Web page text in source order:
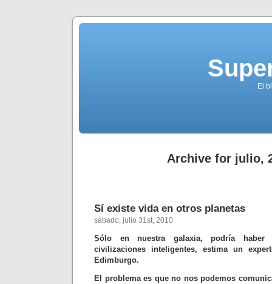
El
Archive for julio,
Sí existe vida en otros planetas
sábado, julio 31st, 2010
Sólo en nuestra galaxia, podría haber
civilizaciones inteligentes, estima un
Edimburgo.
El problema es que no nos podemos